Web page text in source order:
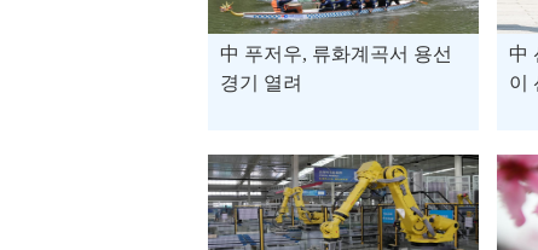
中 푸저우, 류화계곡서 용선
경기 열려
中
이